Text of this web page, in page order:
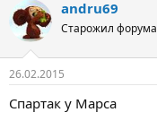
andru69
Старожил форума
26.02.2015
Спартак у Марса